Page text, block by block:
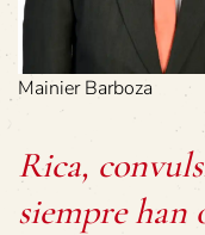
Mainier Barboza
Rica,
siempre han